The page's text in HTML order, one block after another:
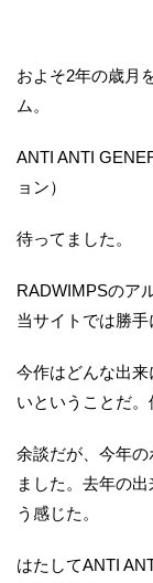
およそ2年の歳月
ム。
ANTI ANTI
ョン）
待ってました。
RADWIMPSのア
当サイトでは勝手
今作はどんな出
いということだ。
余談だが、今年
ました。去年の
う感じた。
はたしてANTI